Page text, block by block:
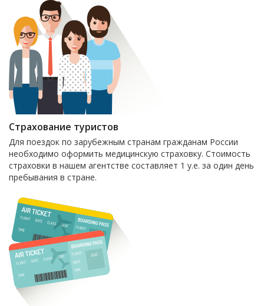
Страхование туристов
Для поездок по зарубежным странам гражданам России
необходимо оформить медицинскую страховку. Стоимость
страховки в нашем агентстве составляет 1 у.е. за один день
пребывания в стране.